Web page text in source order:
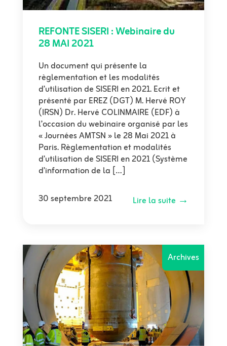
REFONTE SISERI : Webinaire du
28 MAI 2021
Un document qui présente la
règlementation et les modalités
d’utilisation de SISERI en 2021. Ecrit et
présenté par EREZ (DGT) M. Hervé ROY
(IRSN) Dr. Hervé COLINMAIRE (EDF) à
l’occasion du webinaire organisé par les
« Journées AMTSN » le 28 Mai 2021 à
Paris. Règlementation et modalités
d’utilisation de SISERI en 2021 (Système
d’information de la […]
30 septembre 2021
Lire la suite →
Archives